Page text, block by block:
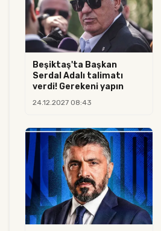
Beşiktaş'ta Başkan
Serdal Adalı talimatı
verdi! Gerekeni yapın
24.12.2027 08:43